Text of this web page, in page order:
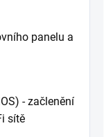
panelu a
- začlenění
sítě